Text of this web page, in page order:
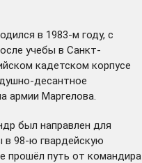
в 1983-м году, с
учебы в Санкт-
кадетском корпусе
десантное
армии Маргелова.
был направлен для
в 98-ю гвардейскую
прошёл путь от командира